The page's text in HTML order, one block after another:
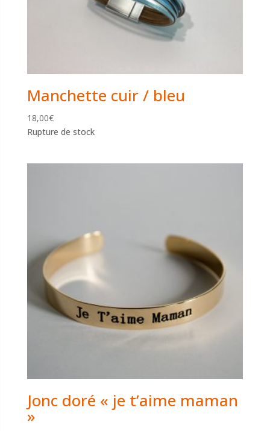
Manchette cuir / bleu
18,00€
Rupture de stock
Jonc doré « je t’aime maman
»